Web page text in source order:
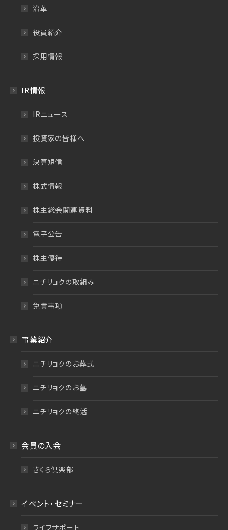
沿革
役員紹介
採用情報
IR情報
IRニュース
投資家の皆様へ
決算短信
株式情報
株主総会関連資料
電子公告
株主優待
ニチリョクの取組み
免責事項
事業紹介
ニチリョクのお葬式
ニチリョクのお墓
ニチリョクの終活
会員の入会
さくら倶楽部
イベント・セミナー
ライフサポート